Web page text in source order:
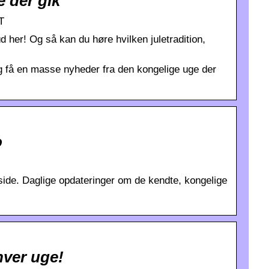
her! Og så kan du høre hvilken juletradition,
en masse nyheder fra den kongelige uge der
Daglige opdateringer om de kendte, kongelige
uge!